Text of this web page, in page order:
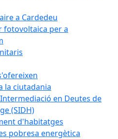
a Cardedeu
fotovoltaica per a
la ciutadania
en Deutes de
(SIDH)
d'habitatges
pobresa energètica